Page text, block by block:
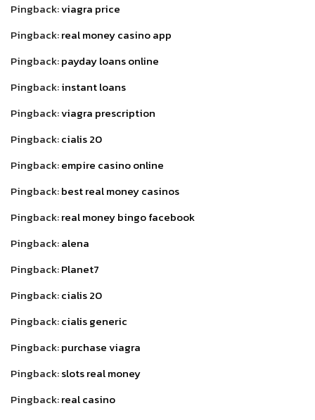
Pingback:viagra price
Pingback:real money casino app
Pingback:payday loans online
Pingback:instant loans
Pingback:viagra prescription
Pingback:cialis 20
Pingback:empire casino online
Pingback:best real money casinos
Pingback:real money bingo facebook
Pingback:alena
Pingback:Planet7
Pingback:cialis 20
Pingback:cialis generic
Pingback:purchase viagra
Pingback:slots real money
Pingback:real casino